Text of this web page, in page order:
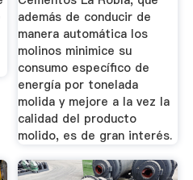
además de conducir de
manera automática los
molinos minimice su
consumo específico de
energía por tonelada
molida y mejore a la vez la
calidad del producto
molido, es de gran interés.